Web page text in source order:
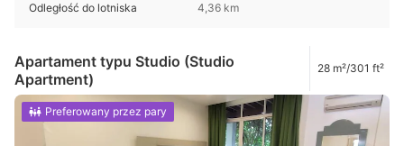
Odległość do lotniska 4,36 km
Apartament typu Studio (Studio
Apartment)
28 m²/301 ft²
Preferowany przez pary